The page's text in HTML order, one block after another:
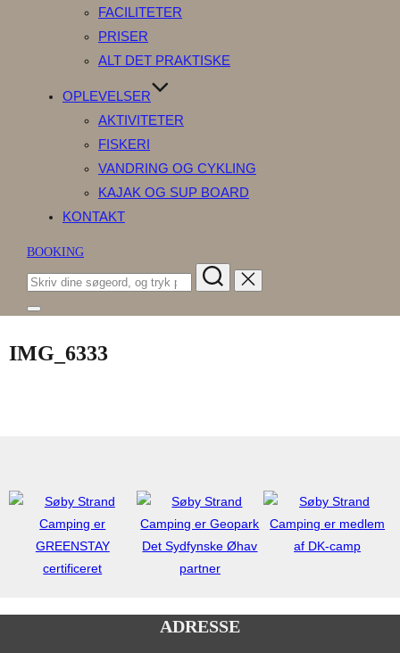
FACILITETER
PRISER
ALT DET PRAKTISKE
OPLEVELSER
AKTIVITETER
FISKERI
VANDRING OG CYKLING
KAJAK OG SUP BOARD
KONTAKT
BOOKING
Søg
efter:
Slå
sidekolonne
til/fra
IMG_6333
ADRESSE